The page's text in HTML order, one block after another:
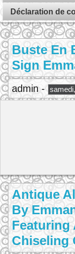
Déclaration de
Buste En
Sign
admin -
Antique
By
Featuring
Chiseling